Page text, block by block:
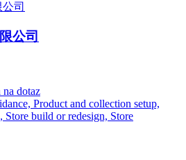
公司
na dotaz
Product and collection setup,
Store build or redesign, Store